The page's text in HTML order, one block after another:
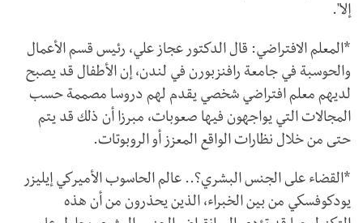
إلا".
*المعلم الافتراضي: قال الدكتور عجاز علي، رئيس قسم الأعمال
والحوسبة في جامعة رافنزبورن في لندن، إن الأطفال قد يصبح
لديهم معلم افتراضي شخصي يقدم لهم دروسا مصممة حسب
المجالات التي يواجهون فيها صعوبات، مبرزا أن ذلك قد يتم
حتى من خلال نظارات الواقع المعزز أو الروبوتات.
*القضاء على الجنس البشري؟.. عالم الحاسوب الأميركي إيليزر
يودكوفسكي من بين الخبراء، الذين يحذرون من أن هذه